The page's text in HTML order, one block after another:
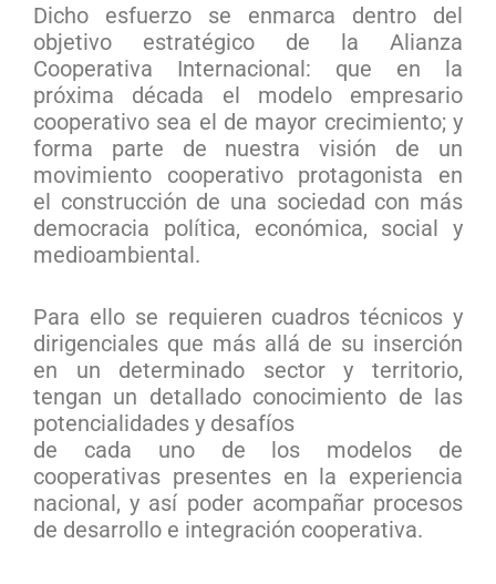
Dicho esfuerzo se enmarca dentro del
objetivo estratégico de la Alianza
Cooperativa Internacional: que en la
próxima década el modelo empresario
cooperativo sea el de mayor crecimiento; y
forma parte de nuestra visión de un
movimiento cooperativo protagonista en
el construcción de una sociedad con más
democracia política, económica, social y
medioambiental.
Para ello se requieren cuadros técnicos y
dirigenciales que más allá de su inserción
en un determinado sector y territorio,
tengan un detallado conocimiento de las
potencialidades y desafíos
de cada uno de los modelos de
cooperativas presentes en la experiencia
nacional, y así poder acompañar procesos
de desarrollo e integración cooperativa.